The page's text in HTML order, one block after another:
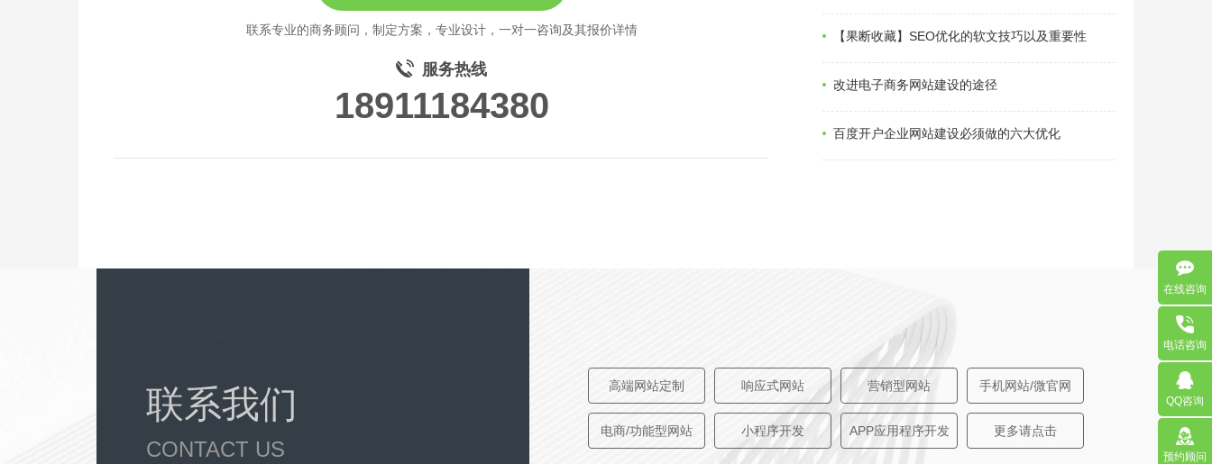
联系专业的商务顾问，制定方案，专业设计，一对一咨询及其报价详情
服务热线
18911184380
【果断收藏】SEO优化的软文技巧以及重要性
改进电子商务网站建设的途径
百度开户企业网站建设必须做的六大优化
高端网站定制 响应式网站 营销型网站 手机网站/微官网
电商/功能型网站 小程序开发 APP应用程序开发 更多请点击
联系我们
CONTACT US
在线咨询
电话咨询
QQ咨询
预约顾问